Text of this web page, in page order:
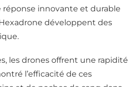
innovante et durable
développent des
les drones offrent une rapidité
l’efficacité de ces